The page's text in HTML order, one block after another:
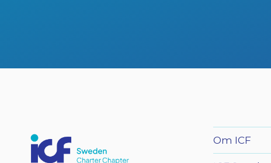
Om ICF